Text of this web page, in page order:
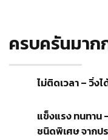
ครบครันมาก
ไม่ติดเวลา – วิ่ง
แข็งแรง ทนทาน
ชนิดพิเศษ จากป